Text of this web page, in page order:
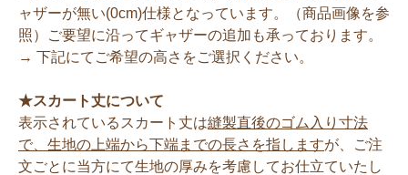
ャザーが無い(0cm)仕様となっています。（商品画像を参
照）ご要望に沿ってギャザーの追加も承っております。
→ 下記にてご希望の高さをご選択ください。
★スカート丈について
表示されているスカート丈は縫製直後のゴム入り寸法
で、生地の上端から下端までの長さを指しますが、ご注
文ごとに当方にて生地の厚みを考慮してお仕立ていたし